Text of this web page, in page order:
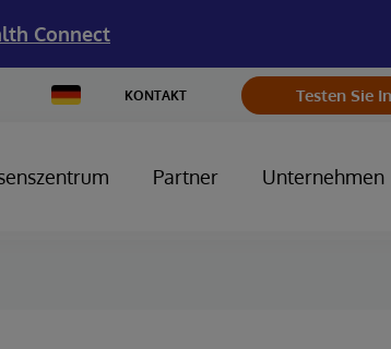
Connect
Change
Country
KONTAKT Testen Sie
Partner Unternehmen